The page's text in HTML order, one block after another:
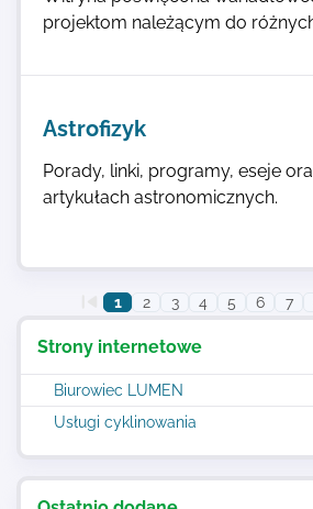
Strony internetowe
Biurowiec LUMEN
Usługi cyklinowania
projektom należącym do
Astrofizyk
Porady, linki, programy, eseje
artykułach astronomicznych.
1 2 3 4 5 6 7